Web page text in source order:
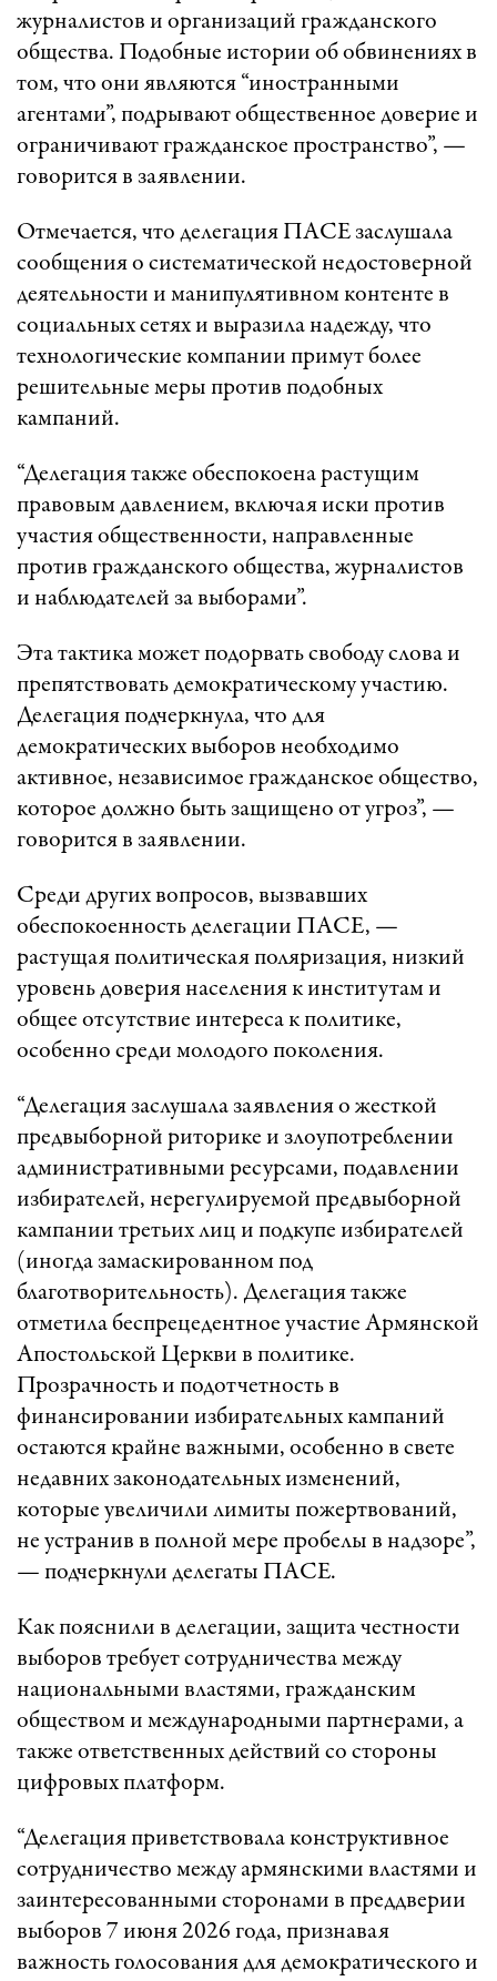
журналистов и организаций гражданского
общества. Подобные истории об обвинениях в
том, что они являются “иностранными
агентами”, подрывают общественное доверие и
ограничивают гражданское пространство”, —
говорится в заявлении.
Отмечается, что делегация ПАСЕ заслушала
сообщения о систематической недостоверной
деятельности и манипулятивном контенте в
социальных сетях и выразила надежду, что
технологические компании примут более
решительные меры против подобных
кампаний.
“Делегация также обеспокоена растущим
правовым давлением, включая иски против
участия общественности, направленные
против гражданского общества, журналистов
и наблюдателей за выборами”.
Эта тактика может подорвать свободу слова и
препятствовать демократическому участию.
Делегация подчеркнула, что для
демократических выборов необходимо
активное, независимое гражданское общество,
которое должно быть защищено от угроз”, —
говорится в заявлении.
Среди других вопросов, вызвавших
обеспокоенность делегации ПАСЕ, —
растущая политическая поляризация, низкий
уровень доверия населения к институтам и
общее отсутствие интереса к политике,
особенно среди молодого поколения.
“Делегация заслушала заявления о жесткой
предвыборной риторике и злоупотреблении
административными ресурсами, подавлении
избирателей, нерегулируемой предвыборной
кампании третьих лиц и подкупе избирателей
(иногда замаскированном под
благотворительность). Делегация также
отметила беспрецедентное участие Армянской
Апостольской Церкви в политике.
Прозрачность и подотчетность в
финансировании избирательных кампаний
остаются крайне важными, особенно в свете
недавних законодательных изменений,
которые увеличили лимиты пожертвований,
не устранив в полной мере пробелы в надзоре”,
— подчеркнули делегаты ПАСЕ.
Как пояснили в делегации, защита честности
выборов требует сотрудничества между
национальными властями, гражданским
обществом и международными партнерами, а
также ответственных действий со стороны
цифровых платформ.
“Делегация приветствовала конструктивное
сотрудничество между армянскими властями и
заинтересованными сторонами в преддверии
выборов 7 июня 2026 года, признавая
важность голосования для демократического и